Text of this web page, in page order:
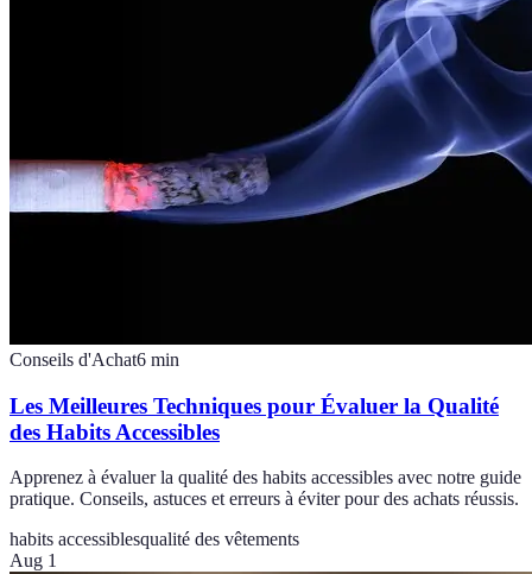
Conseils d'Achat6 min
Les Meilleures Techniques pour Évaluer la Qualité
des Habits Accessibles
Apprenez à évaluer la qualité des habits accessibles avec notre guide
pratique. Conseils, astuces et erreurs à éviter pour des achats réussis.
habits accessiblesqualité des vêtements
Aug 1